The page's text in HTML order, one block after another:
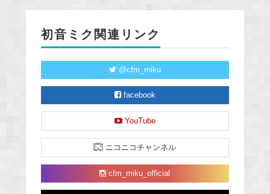
初音ミク関連リンク
@cfm_miku
facebook
YouTube
ニコニコチャンネル
cfm_miku_official